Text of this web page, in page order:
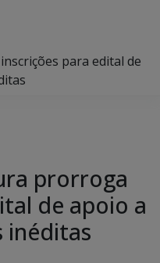
para edital de
prorroga
de apoio a
inéditas